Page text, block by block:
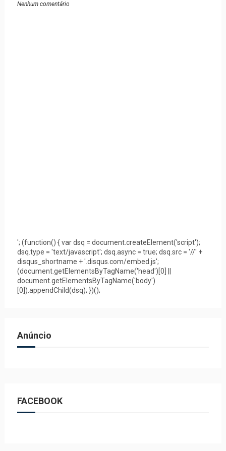
Nenhum comentário
'; (function() { var dsq = document.createElement('script');
dsq.type = 'text/javascript'; dsq.async = true; dsq.src = '//' +
disqus_shortname + '.disqus.com/embed.js';
(document.getElementsByTagName('head')[0] ||
document.getElementsByTagName('body')
[0]).appendChild(dsq); })();
Anúncio
FACEBOOK